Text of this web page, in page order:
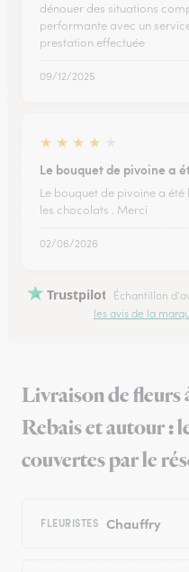
dénouer des situations
performante avec un
prestation effectuée
09/12/2025
★ ★ ★ ★
Le bouquet de pivoine a
Le bouquet de pivoine a
les chocolats . Merci
02/06/2026
Trustpilot Échantillon
les avis de la
Livraison de fleurs
Rebais et autour :
couvertes par le
FLEURISTES Chauffry